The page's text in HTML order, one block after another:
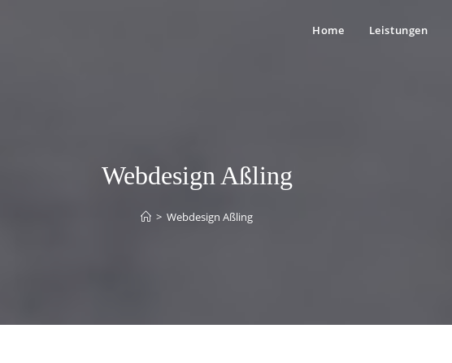
Home Leistungen
Webdesign Aßling
> Webdesign Aßling